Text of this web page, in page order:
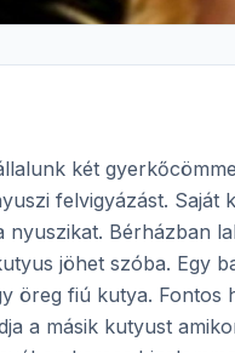
két
felvigyázást. Saját
nyuszikat. Bérházban
jöhet szóba. Egy
öreg fiú kutya.
a másik kutyust